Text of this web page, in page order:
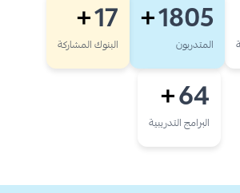
1805
+
المتدربون
17
+
البنوك المشاركة
64
+
البرامج التدريبية